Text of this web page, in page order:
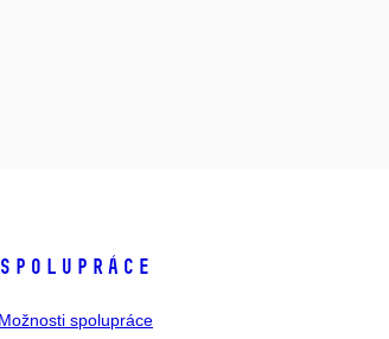
SPOLUPRÁCE
Možnosti spolupráce